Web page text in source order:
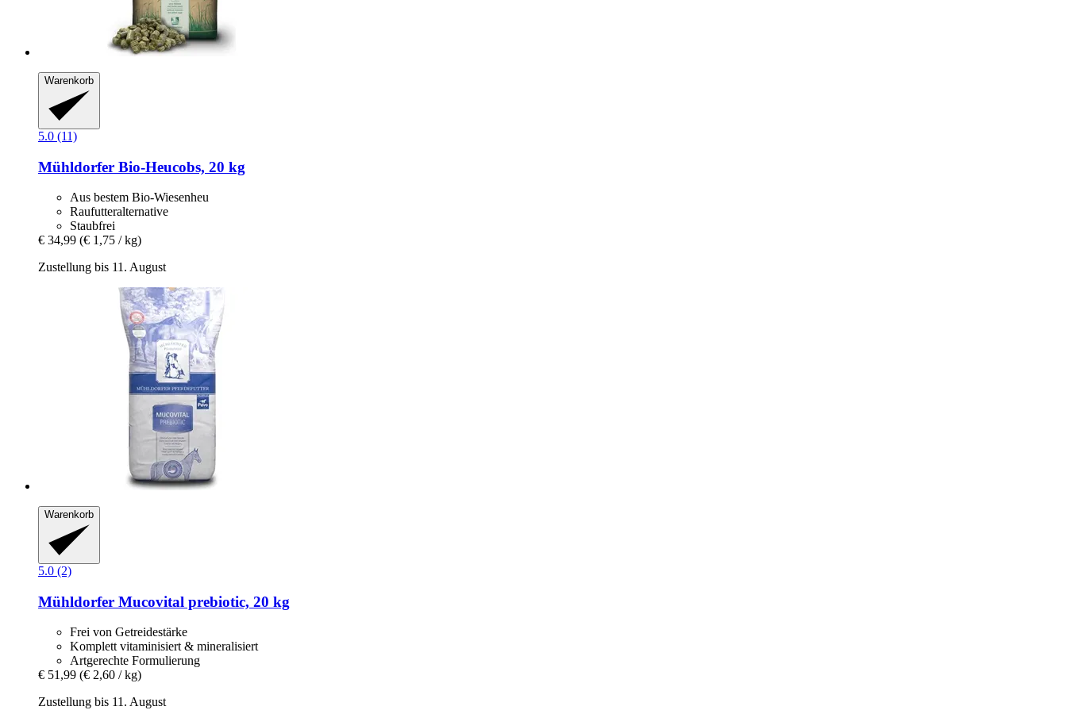
Warenkorb
5.0 (11)
Mühldorfer Bio-​Heucobs, 20 kg
Aus bestem Bio-Wiesenheu
Raufutteralternative
Staubfrei
€ 34,99 (€ 1,75 / kg)
Zustellung bis 11. August
Warenkorb
5.0 (2)
Mühldorfer Mucovital prebiotic, 20 kg
Frei von Getreidestärke
Komplett vitaminisiert & mineralisiert
Artgerechte Formulierung
€ 51,99 (€ 2,60 / kg)
Zustellung bis 11. August